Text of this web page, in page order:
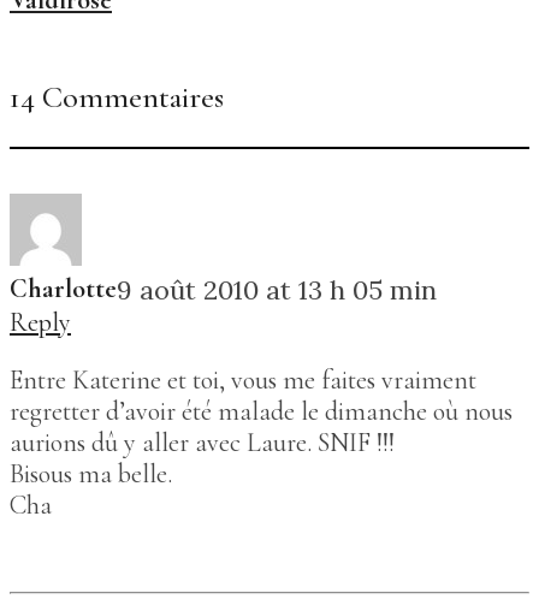
14 Commentaires
Charlotte9 août 2010 at 13 h 05 min
Reply
Entre Katerine et toi, vous me faites vraiment
regretter d’avoir été malade le dimanche où nous
aurions dû y aller avec Laure. SNIF !!!
Bisous ma belle.
Cha